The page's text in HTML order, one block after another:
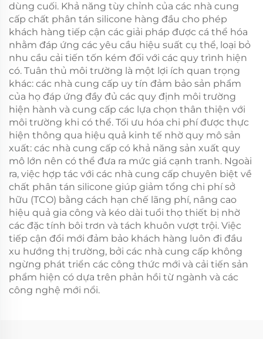
dùng cuối. Khả năng tùy chỉnh của các nhà cung
cấp chất phân tán silicone hàng đầu cho phép
khách hàng tiếp cận các giải pháp được cá thể hóa
nhằm đáp ứng các yêu cầu hiệu suất cụ thể, loại bỏ
nhu cầu cải tiến tốn kém đối với các quy trình hiện
có. Tuân thủ môi trường là một lợi ích quan trọng
khác: các nhà cung cấp uy tín đảm bảo sản phẩm
của họ đáp ứng đầy đủ các quy định môi trường
hiện hành và cung cấp các lựa chọn thân thiện với
môi trường khi có thể. Tối ưu hóa chi phí được thực
hiện thông qua hiệu quả kinh tế nhờ quy mô sản
xuất: các nhà cung cấp có khả năng sản xuất quy
mô lớn nên có thể đưa ra mức giá cạnh tranh. Ngoài
ra, việc hợp tác với các nhà cung cấp chuyên biệt về
chất phân tán silicone giúp giảm tổng chi phí sở
hữu (TCO) bằng cách hạn chế lãng phí, nâng cao
hiệu quả gia công và kéo dài tuổi thọ thiết bị nhờ
các đặc tính bôi trơn và tách khuôn vượt trội. Việc
tiếp cận đổi mới đảm bảo khách hàng luôn đi đầu
xu hướng thị trường, bởi các nhà cung cấp không
ngừng phát triển các công thức mới và cải tiến sản
phẩm hiện có dựa trên phản hồi từ ngành và các
công nghệ mới nổi.